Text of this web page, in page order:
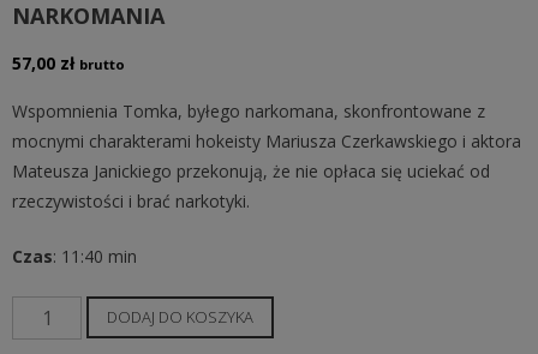
NARKOMANIA
57,00 zł brutto
Wspomnienia Tomka, byłego narkomana, skonfrontowane z
mocnymi charakterami hokeisty Mariusza Czerkawskiego i aktora
Mateusza Janickiego przekonują, że nie opłaca się uciekać od
rzeczywistości i brać narkotyki.
Czas: 11:40 min
ilość
NARKOMANIA
DODAJ DO KOSZYKA